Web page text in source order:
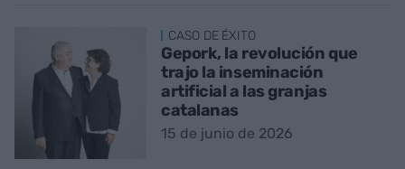
CASO DE ÉXITO
Gepork, la revolución que
trajo la inseminación
artificial a las granjas
catalanas
15 de junio de 2026